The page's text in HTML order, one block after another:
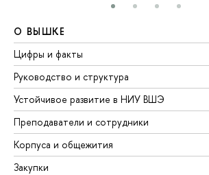
О ВЫШКЕ
Цифры и факты
Руководство и структура
Устойчивое развитие в НИУ ВШЭ
Преподаватели и сотрудники
Корпуса и общежития
Закупки